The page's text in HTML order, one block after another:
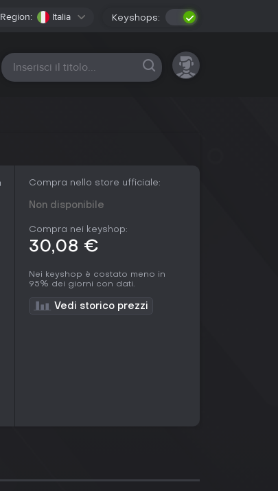
Region: Italia Keyshops:
Tutte le piattaforme
Compra nello store ufficiale:
Non disponibile
Compra nei keyshop:
30,08 €
Nei keyshop è costato meno in
95% dei giorni con dati.
Vedi storico prezzi